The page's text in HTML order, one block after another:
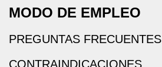
MODO DE EMPLEO
PREGUNTAS FRECUENTES
CONTRAINDICACIONES